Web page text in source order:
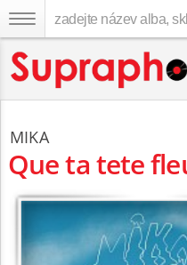
MIKA
Que ta tete